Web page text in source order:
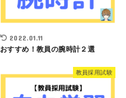
2022.01.11
おすすめ！教員の腕時計２選
教員採用試験